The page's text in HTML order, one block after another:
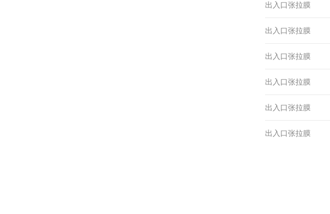
出入口张拉膜
出入口张拉膜
出入口张拉膜
出入口张拉膜
出入口张拉膜
出入口张拉膜